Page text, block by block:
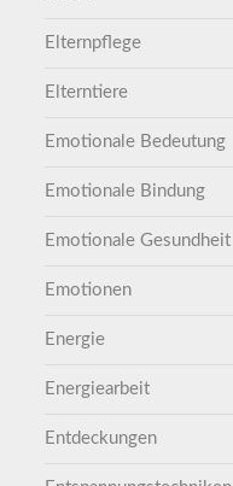
Elternpflege
Elterntiere
Emotionale Bedeutung
Emotionale Bindung
Emotionale Gesundheit
Emotionen
Energie
Energiearbeit
Entdeckungen